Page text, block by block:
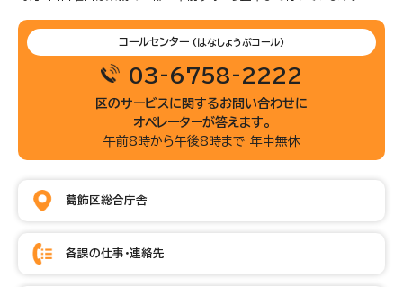
コールセンター (はなしょうぶコール)
03-6758-2222
区のサービスに関するお問い合わせに
オペレーターが答えます。
午前8時から午後8時まで 年中無休
葛飾区総合庁舎
各課の仕事・連絡先